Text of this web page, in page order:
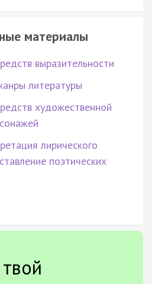
материалы
выразительности
литературы
художественной
лирического
поэтических